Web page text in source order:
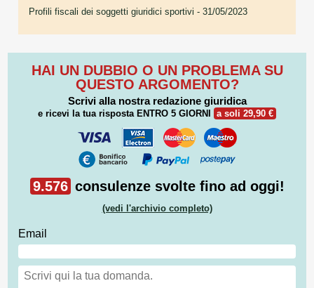
Profili fiscali dei soggetti giuridici sportivi - 31/05/2023
HAI UN DUBBIO O UN PROBLEMA SU
QUESTO ARGOMENTO?
Scrivi alla nostra redazione giuridica
e ricevi la tua risposta ENTRO 5 GIORNI a soli 29,90 €
9.576 consulenze svolte fino ad oggi!
(vedi l'archivio completo)
Email